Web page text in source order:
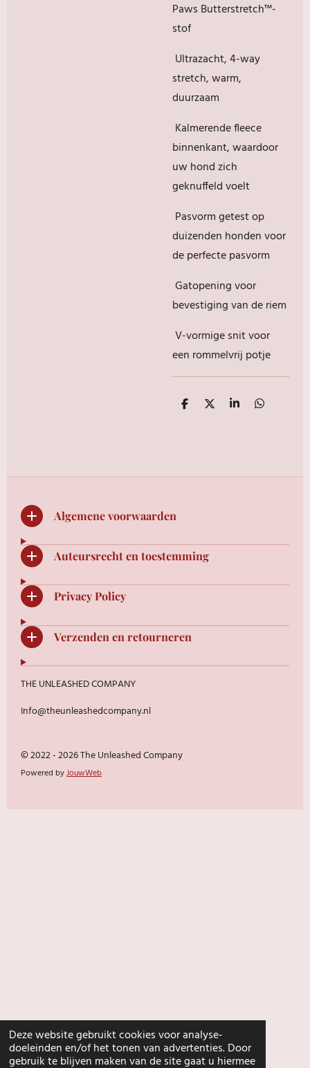
Deze website gebruikt cookies voor analyse-
doeleinden en/of het tonen van advertenties. Door
gebruik te blijven maken van de site gaat u hiermee
Paws Butterstretch™️-
stof
Ultrazacht, 4-way
stretch, warm,
duurzaam
Kalmerende fleece
binnenkant, waardoor
uw hond zich
geknuffeld voelt
Pasvorm getest op
duizenden honden voor
de perfecte pasvorm
Gatopening voor
bevestiging van de riem
V-vormige snit voor
een rommelvrij potje
D D S D
Algemene voorwaarden
Auteursrecht en toestemming
Privacy Policy
Verzenden en retourneren
THE UNLEASHED COMPANY
Info@theunleashedcompany.nl
© 2022 - 2026 The Unleashed Company
Powered byJouwWeb